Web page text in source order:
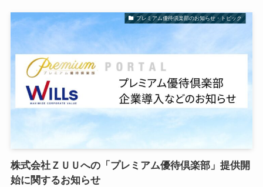
プレミアム優待倶楽部のお知らせ・トピック
株式会社ＺＵＵへの「プレミアム優待倶楽部」提供開
始に関するお知らせ